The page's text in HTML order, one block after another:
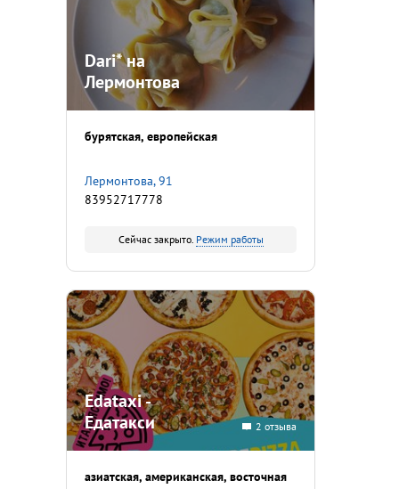
Dari* на
Лермонтова
бурятская европейская
Лермонтова, 91
83952717778
Сейчас закрыто. Режим работы
Edataxi -
Едатакси
2 отзыва
азиатская американская восточная